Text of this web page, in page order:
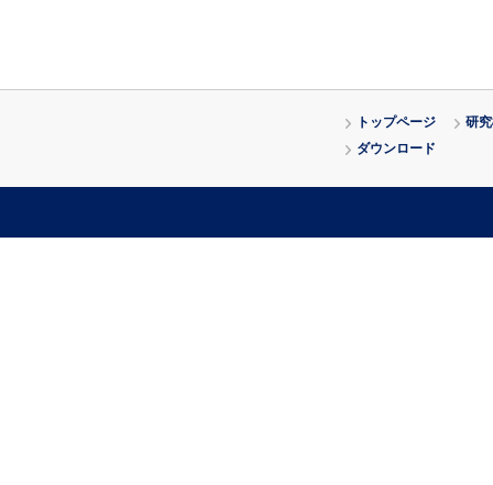
トップページ
研
ダウンロード